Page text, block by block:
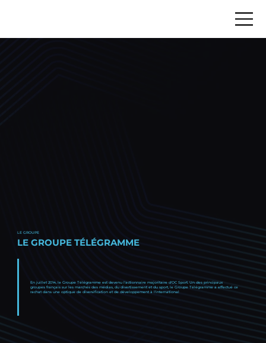
LE GROUPE
LE GROUPE TÉLÉGRAMME
En juillet 2014, le Groupe Télégramme est devenu l'actionnaire majoritaire d'OC Sport. Un des principaux
groupes français sur les marchés des médias, du divertissement et du sport, le Groupe Télégramme a effectué ce
rachat dans une optique de diversification et de développement à l'international